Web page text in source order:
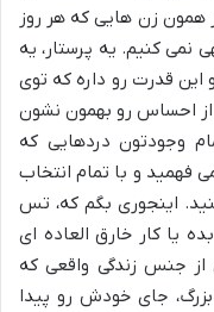
همون زن هایی که هر روز
نمی کنیم. یه پرستار، یه
این قدرت رو داره که توی
از احساس رو بهمون نشون
وجودتون دردهایی که
و با تمام انتخاب
اینجوری بگم که، تس
یا کار خارق العاده ای
از جنس زندگی واقعی که
جای خودش رو پیدا